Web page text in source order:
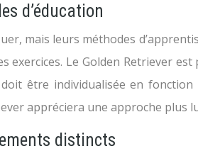
d’éducation
mais leurs méthodes
exercices. Le Golden Retriever
être individualisée en
appréciera une approche plus
distincts